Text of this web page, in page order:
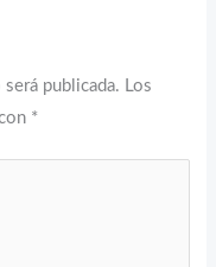
publicada. Los
*